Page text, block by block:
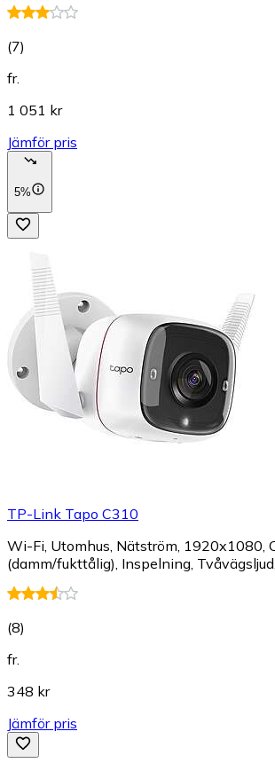
(7)
fr.
1 051 kr
Jämför pris
5%
TP-Link Tapo C310
Wi-Fi, Utomhus, Nätström, 1920x1080,
(damm/fukttålig), Inspelning,
(8)
fr.
348 kr
Jämför pris